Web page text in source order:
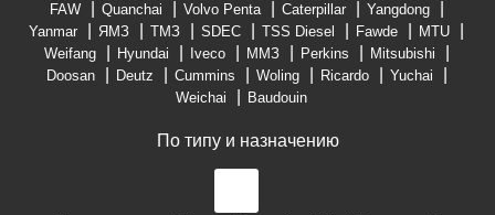
FAW
Quanchai Volvo Penta Caterpillar
Yangdong
Yanmar
ЯМЗ ТМЗ SDEC TSS Diesel Fawde
MTU
Weifang
Hyundai Iveco ММЗ Perkins
Mitsubishi
Doosan
Deutz Cummins Woling Ricardo
Yuchai
Weichai
Baudouin
По типу и назначению